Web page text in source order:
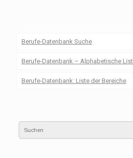
Berufe-Datenbank Suche
Berufe-Datenbank – Alphabetische
Berufe-Datenbank: Liste der Bereiche